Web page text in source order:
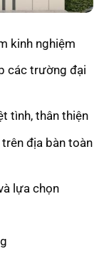
kinh nghiệm
các trường đại
tình, thân thiện
địa bàn toàn
lựa chọn